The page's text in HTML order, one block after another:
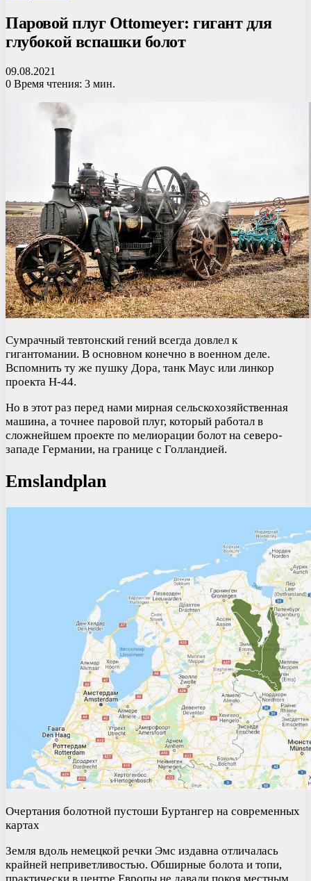
Паровой плуг Ottomeyer: гигант для
глубокой вспашки болот
09.08.2021
0 Время чтения: 3 мин.
Сумрачный тевтонский гений всегда довлел к
гигантомании. В основном конечно в военном деле.
Вспомнить ту же пушку Дора, танк Маус или линкор
проекта H-44.
Но в этот раз перед нами мирная сельскохозяйственная
машина, а точнее паровой плуг, который работал в
сложнейшем проекте по мелиорации болот на северо-
западе Германии, на границе с Голландией.
Emslandplan
Очертания болотной пустоши Буртангер на современных
картах
Земля вдоль немецкой речки Эмс издавна отличалась
крайней неприветливостью. Обширные болота и топи,